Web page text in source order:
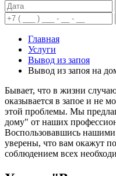
Главная
Услуги
Вывод из запоя
Вывод из запоя на
Бывает, что в жизни
оказывается в запое и не
этой проблемы. Мы
дому" от наших
Воспользовавшись
уверены, что вам окажут
соблюдением всех